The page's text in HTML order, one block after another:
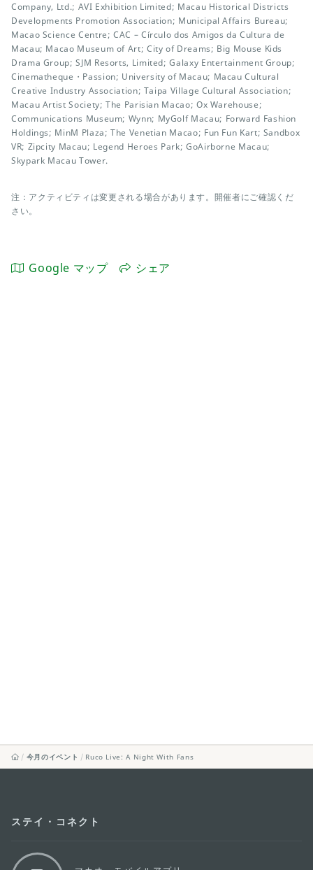
Company, Ltd.; AVI Exhibition Limited; Macau Historical Districts
Developments Promotion Association; Municipal Affairs Bureau;
Macao Science Centre; CAC – Círculo dos Amigos da Cultura de
Macau; Macao Museum of Art; City of Dreams; Big Mouse Kids
Drama Group; SJM Resorts, Limited; Galaxy Entertainment Group;
Cinematheque・Passion; University of Macau; Macau Cultural
Creative Industry Association; Taipa Village Cultural Association;
Macau Artist Society; The Parisian Macao; Ox Warehouse;
Communications Museum; Wynn; MyGolf Macau; Forward Fashion
Holdings; MinM Plaza; The Venetian Macao; Fun Fun Kart; Sandbox
VR; Zipcity Macau; Legend Heroes Park; GoAirborne Macau;
Skypark Macau Tower.
注：アクティビティは変更される場合があります。開催者にご確認くだ
さい。
Google マップ シェア
今月のイベント Ruco Live: A Night With Fans
ステイ・コネクト